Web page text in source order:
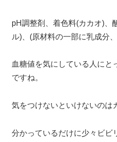
pH調整剤、着色料(カカオ)、
ル)、(原材料の一部に乳成分
血糖値を気にしている人にと
ですね。
気をつけないといけないのは
分かっているだけに少々ビビ